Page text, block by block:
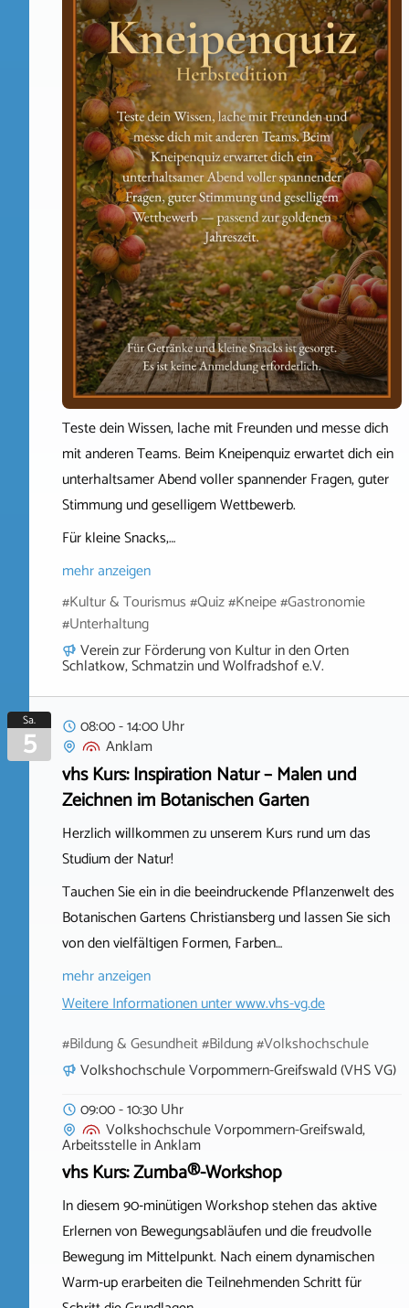
Teste dein Wissen, lache mit Freunden und messe dich
mit anderen Teams. Beim Kneipenquiz erwartet dich ein
unterhaltsamer Abend voller spannender Fragen, guter
Stimmung und geselligem Wettbewerb.
Für kleine Snacks,…
mehr anzeigen
#Kultur & Tourismus #Quiz #Kneipe #Gastronomie
#Unterhaltung
Verein zur Förderung von Kultur in den Orten
Schlatkow, Schmatzin und Wolfradshof e.V.
Sa.
5
08:00 - 14:00 Uhr
Anklam
vhs Kurs: Inspiration Natur – Malen und
Zeichnen im Botanischen Garten
Herzlich willkommen zu unserem Kurs rund um das
Studium der Natur!
Tauchen Sie ein in die beeindruckende Pflanzenwelt des
Botanischen Gartens Christiansberg und lassen Sie sich
von den vielfältigen Formen, Farben…
mehr anzeigen
Weitere Informationen unterwww.vhs-vg.de
#Bildung & Gesundheit #Bildung #Volkshochschule
Volkshochschule Vorpommern-Greifswald (VHS VG)
09:00 - 10:30 Uhr
Volkshochschule Vorpommern-Greifswald,
ArbeitsstelleinAnklam
vhs Kurs: Zumba®-Workshop
In diesem 90‑minütigen Workshop stehen das aktive
Erlernen von Bewegungsabläufen und die freudvolle
Bewegung im Mittelpunkt. Nach einem dynamischen
Warm‑up erarbeiten die Teilnehmenden Schritt für